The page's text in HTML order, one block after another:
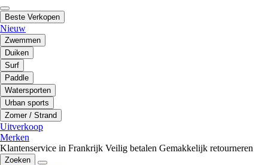
Beste Verkopen
Nieuw
Zwemmen
Duiken
Surf
Paddle
Watersporten
Urban sports
Zomer / Strand
Uitverkoop
Merken
Klantenservice in Frankrijk Veilig betalen Gemakkelijk retourneren
Zoeken